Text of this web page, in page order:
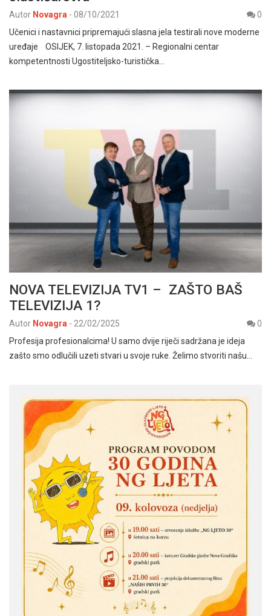
Autor Novagra - 08/10/2021
0
Učenici i nastavnici pripremajući slasna jela testirali nove moderne
uređaje OSIJEK, 7. listopada 2021. – Regionalni centar
kompetentnosti Ugostiteljsko-turistička…
NOVA TELEVIZIJA TV1 – ZAŠTO BAŠ
TELEVIZIJA 1?
Autor Novagra - 22/02/2025
0
Profesija profesionalcima! U samo dvije riječi sadržana je ideja
zašto smo odlučili uzeti stvari u svoje ruke. Želimo stvoriti našu…